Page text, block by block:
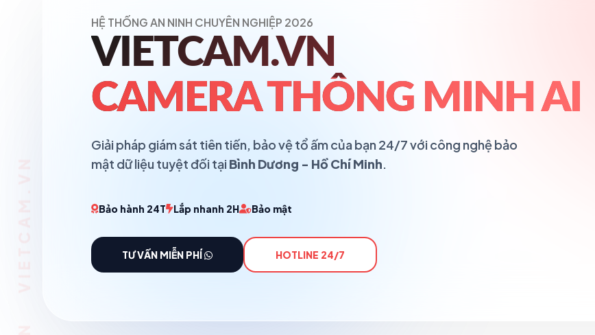
HỆ THỐNG AN NINH CHUYÊN NGHIỆP 2026
VIETCAM.VN
CAMERA THÔNG MINH AI
Giải pháp giám sát tiên tiến, bảo vệ tổ ấm của bạn 24/7 với công nghệ bảo
mật dữ liệu tuyệt đối tại Bình Dương - Hồ Chí Minh
Bảo hành 24T Lắp nhanh 2H Bảo mật
TƯ VẤN MIỄN PHÍ HOTLINE 24/7